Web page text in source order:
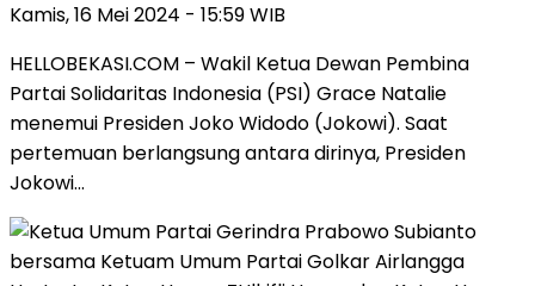
Kamis, 16 Mei 2024 - 15:59 WIB
HELLOBEKASI.COM – Wakil Ketua Dewan Pembina
Partai Solidaritas Indonesia (PSI) Grace Natalie
menemui Presiden Joko Widodo (Jokowi). Saat
pertemuan berlangsung antara dirinya, Presiden
Jokowi…